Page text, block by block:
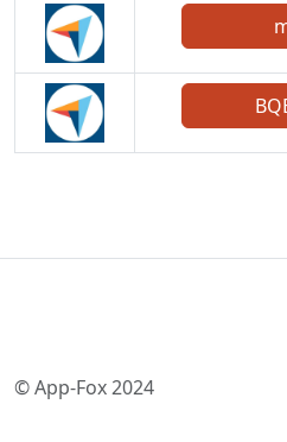
© App-Fox 2024